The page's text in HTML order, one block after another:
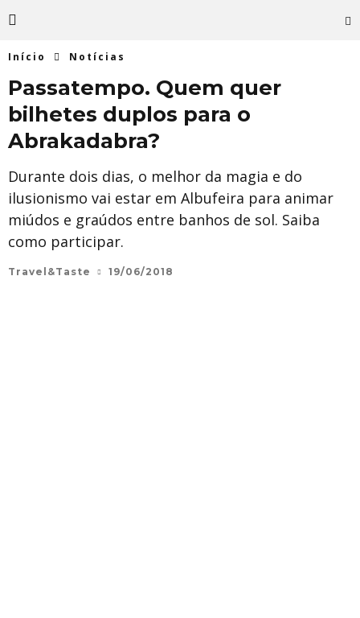
Início Notícias
Passatempo. Quem quer
bilhetes duplos para o
Abrakadabra?
Durante dois dias, o melhor da magia e do
ilusionismo vai estar em Albufeira para animar
miúdos e graúdos entre banhos de sol. Saiba
como participar.
Travel&Taste 19/06/2018